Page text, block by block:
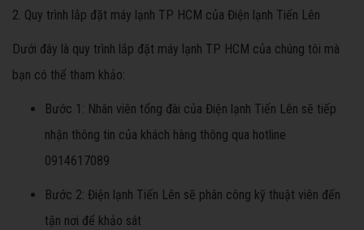
2. Quy trình lắp đặt máy lạnh TP HCM của Điện lạnh Tiến Lên
Dưới đây là quy trình lắp đặt máy lạnh TP HCM của chúng tôi mà
bạn có thể tham khảo:
Bước 1: Nhân viên tổng đài của Điện lạnh Tiến Lên sẽ tiếp
nhận thông tin của khách hàng thông qua hotline
0914617089
Bước 2: Điện lạnh Tiến Lên sẽ phân công kỹ thuật viên đến
tận nơi để khảo sát